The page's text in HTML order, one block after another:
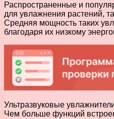
Распространенные и
для увлажнения растений,
Средняя мощность таких
благодаря их низкому
Ультразвуковые
Чем больше функций